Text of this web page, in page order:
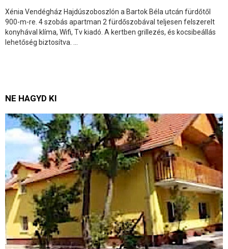
Xénia Vendégház Hajdúszoboszlón a Bartok Béla utcán fürdőtől
900-m-re. 4 szobás apartman 2 fürdőszobával teljesen felszerelt
konyhával klíma, Wifi, Tv kiadó. A kertben grillezés, és kocsibeállás
lehetőség biztosítva. ...
NE HAGYD KI